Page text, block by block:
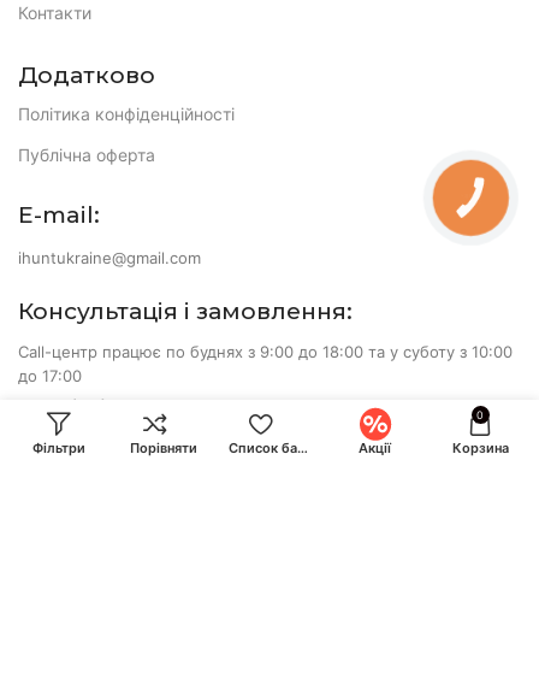
Контакти
Додатково
Політика конфіденційності
Публічна оферта
E-mail:
ihuntukraine@gmail.com
Консультація і замовлення:
Call-центр працює по буднях з 9:00 до 18:00 та у суботу з 10:00
до 17:00
+380 (93) 870-07-50
+380 (68) 828-24-14
Фільтри Порівняти Список бажань Акції
0
Корзина
КНОПКА
ЗВ'ЯЗКУ